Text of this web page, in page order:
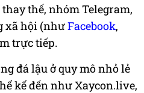
thế, nhóm Telegram,
xã hội (nhưFacebook,
trực tiếp.
đá lậu ở quy mô nhỏ lẻ
kể đến như Xaycon.live,